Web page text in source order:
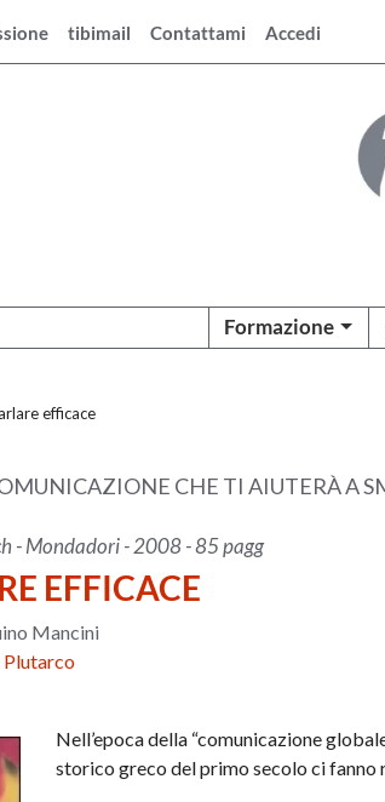
tibimail Contattami Accedi
Formazione
efficace
CHE TI AIUTERÀ A
- Mondadori - 2008 - 85 pagg
EFFICACE
Mancini
Plutarco
Nell’epoca della “comunicazione
storico greco del primo secolo ci fanno